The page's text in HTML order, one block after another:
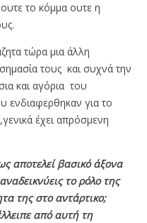
το κόμμα ουτε η
τώρα μια άλλη
τους και συχνά την
και αγόρια του
ενδιαφερθηκαν για το
έχει απρόσμενη
αποτελεί βασικό άξονα
το ρόλο της
της στο αντάρτικο;
από αυτή τη